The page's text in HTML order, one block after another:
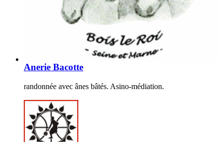
Anerie Bacotte
randonnée avec ânes bâtés. Asino-médiation.